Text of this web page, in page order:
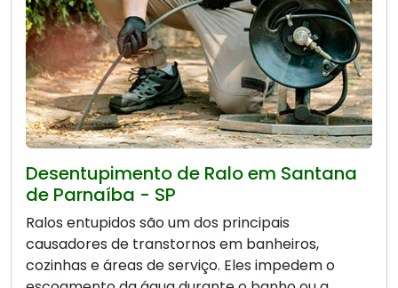
Desentupimento de Ralo em Santana
de Parnaíba - SP
Ralos entupidos são um dos principais
causadores de transtornos em banheiros,
cozinhas e áreas de serviço. Eles impedem o